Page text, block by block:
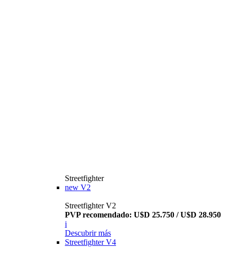
Streetfighter
new V2
Streetfighter V2
PVP recomendado: U$D 25.750 / U$D 28.950
i
Descubrir más
Streetfighter V4